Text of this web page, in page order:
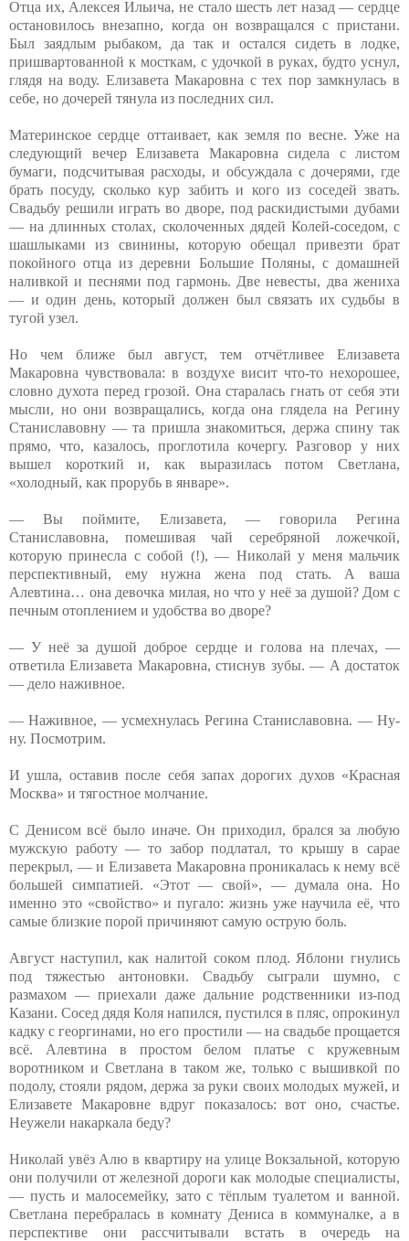
Отца их, Алексея Ильича, не стало шесть лет назад — сердце
остановилось внезапно, когда он возвращался с пристани.
Был заядлым рыбаком, да так и остался сидеть в лодке,
пришвартованной к мосткам, с удочкой в руках, будто уснул,
глядя на воду. Елизавета Макаровна с тех пор замкнулась в
себе, но дочерей тянула из последних сил.
Материнское сердце оттаивает, как земля по весне. Уже на
следующий вечер Елизавета Макаровна сидела с листом
бумаги, подсчитывая расходы, и обсуждала с дочерями, где
брать посуду, сколько кур забить и кого из соседей звать.
Свадьбу решили играть во дворе, под раскидистыми дубами
— на длинных столах, сколоченных дядей Колей-соседом, с
шашлыками из свинины, которую обещал привезти брат
покойного отца из деревни Большие Поляны, с домашней
наливкой и песнями под гармонь. Две невесты, два жениха
— и один день, который должен был связать их судьбы в
тугой узел.
Но чем ближе был август, тем отчётливее Елизавета
Макаровна чувствовала: в воздухе висит что-то нехорошее,
словно духота перед грозой. Она старалась гнать от себя эти
мысли, но они возвращались, когда она глядела на Регину
Станиславовну — та пришла знакомиться, держа спину так
прямо, что, казалось, проглотила кочергу. Разговор у них
вышел короткий и, как выразилась потом Светлана,
«холодный, как прорубь в январе».
— Вы поймите, Елизавета, — говорила Регина
Станиславовна, помешивая чай серебряной ложечкой,
которую принесла с собой (!), — Николай у меня мальчик
перспективный, ему нужна жена под стать. А ваша
Алевтина… она девочка милая, но что у неё за душой? Дом с
печным отоплением и удобства во дворе?
— У неё за душой доброе сердце и голова на плечах, —
ответила Елизавета Макаровна, стиснув зубы. — А достаток
— дело наживное.
— Наживное, — усмехнулась Регина Станиславовна. — Ну-
ну. Посмотрим.
И ушла, оставив после себя запах дорогих духов «Красная
Москва» и тягостное молчание.
С Денисом всё было иначе. Он приходил, брался за любую
мужскую работу — то забор подлатал, то крышу в сарае
перекрыл, — и Елизавета Макаровна проникалась к нему всё
большей симпатией. «Этот — свой», — думала она. Но
именно это «свойство» и пугало: жизнь уже научила её, что
самые близкие порой причиняют самую острую боль.
Август наступил, как налитой соком плод. Яблони гнулись
под тяжестью антоновки. Свадьбу сыграли шумно, с
размахом — приехали даже дальние родственники из-под
Казани. Сосед дядя Коля напился, пустился в пляс, опрокинул
кадку с георгинами, но его простили — на свадьбе прощается
всё. Алевтина в простом белом платье с кружевным
воротником и Светлана в таком же, только с вышивкой по
подолу, стояли рядом, держа за руки своих молодых мужей, и
Елизавете Макаровне вдруг показалось: вот оно, счастье.
Неужели накаркала беду?
Николай увёз Алю в квартиру на улице Вокзальной, которую
они получили от железной дороги как молодые специалисты,
— пусть и малосемейку, зато с тёплым туалетом и ванной.
Светлана перебралась в комнату Дениса в коммуналке, а в
перспективе они рассчитывали встать в очередь на